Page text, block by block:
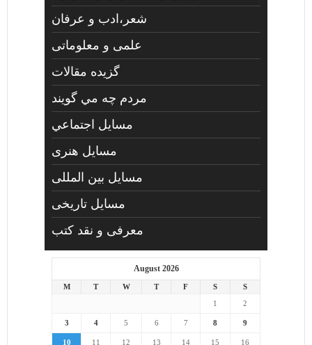
شعر،ادب و عرفان
علمی و معلوماتی
گزیده مقالات
مردم چه مي گويند
مسايل اجتماعي
مسايل هنری
مسایل بین المللی
مسایل تاریخی
معرفی و نقد کتب
August 2026
M T W T F S
S
1
2
3 4 5 6 7 8 9
10 11 12 13 14 15 16